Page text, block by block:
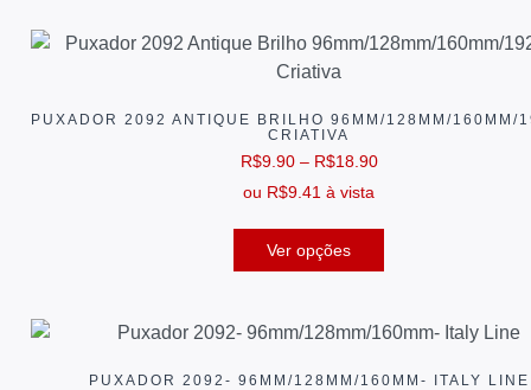
PUXADOR 2092 ANTIQUE BRILHO 96MM/128MM/160MM/
CRIATIVA
R$9.90 – R$18.90
ou R$9.41 à vista
Ver opções
PUXADOR 2092- 96MM/128MM/160MM- ITALY LINE